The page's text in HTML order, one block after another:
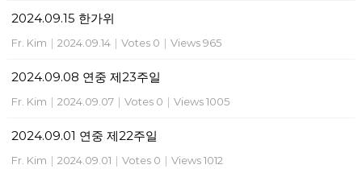
2024.09.15 한가위
Fr. Kim | 2024.09.14 | Votes 0 | Views 965
2024.09.08 연중 제23주일
Fr. Kim | 2024.09.07 | Votes 0 | Views 1005
2024.09.01 연중 제22주일
Fr. Kim | 2024.09.01 | Votes 0 | Views 1012